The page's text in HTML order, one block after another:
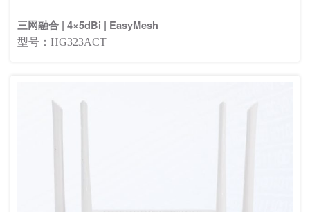
三网融合 | 4×5dBi | EasyMesh
型号：HG323ACT